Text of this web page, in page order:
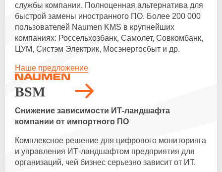
службы компании. Полноценная альтернатива для
быстрой замены иностранного ПО. Более 200 000
пользователей Naumen KMS в крупнейших
компаниях: Россельхозбанк, Самолет, Совкомбанк,
ЦУМ, Систэм Электрик, Мосэнергосбыт и др.
Наше предложение
BSM
Снижение зависимости ИТ-ландшафта
компании от импортного ПО
Комплексное решение для цифрового мониторинга
и управления ИТ-ландшафтом предприятия для
организаций, чей бизнес серьезно зависит от ИТ.